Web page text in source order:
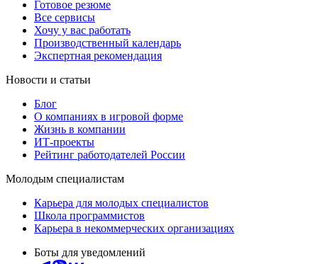
Готовое резюме
Все сервисы
Хочу у вас работать
Производственный календарь
Экспертная рекомендация
Новости и статьи
Блог
О компаниях в игровой форме
Жизнь в компании
ИТ-проекты
Рейтинг работодателей России
Молодым специалистам
Карьера для молодых специалистов
Школа программистов
Карьера в некоммерческих организациях
Боты для уведомлений